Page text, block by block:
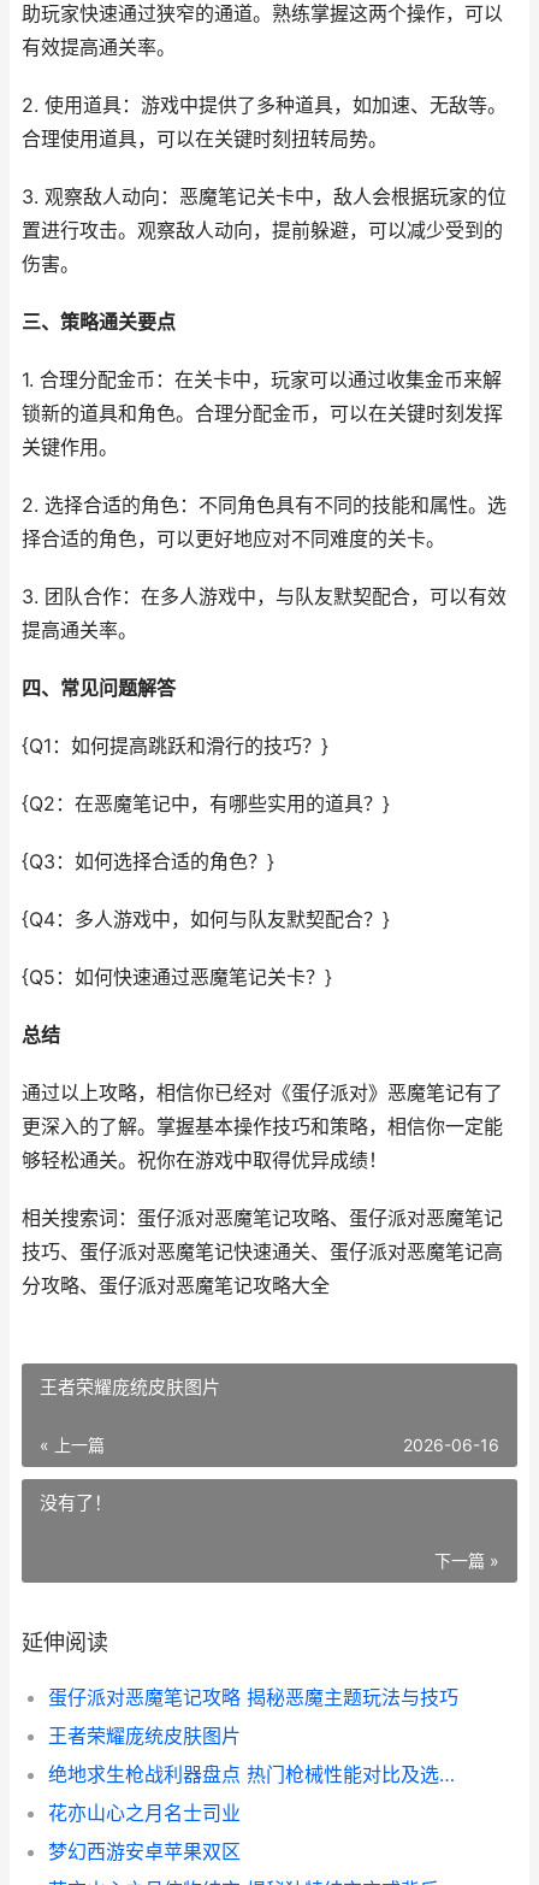
助玩家快速通过狭窄的通道。熟练掌握这两个操作，可以
有效提高通关率。
2. 使用道具：游戏中提供了多种道具，如加速、无敌等。
合理使用道具，可以在关键时刻扭转局势。
3. 观察敌人动向：恶魔笔记关卡中，敌人会根据玩家的位
置进行攻击。观察敌人动向，提前躲避，可以减少受到的
伤害。
三、策略通关要点
1. 合理分配金币：在关卡中，玩家可以通过收集金币来解
锁新的道具和角色。合理分配金币，可以在关键时刻发挥
关键作用。
2. 选择合适的角色：不同角色具有不同的技能和属性。选
择合适的角色，可以更好地应对不同难度的关卡。
3. 团队合作：在多人游戏中，与队友默契配合，可以有效
提高通关率。
四、常见问题解答
{Q1：如何提高跳跃和滑行的技巧？}
{Q2：在恶魔笔记中，有哪些实用的道具？}
{Q3：如何选择合适的角色？}
{Q4：多人游戏中，如何与队友默契配合？}
{Q5：如何快速通过恶魔笔记关卡？}
总结
通过以上攻略，相信你已经对《蛋仔派对》恶魔笔记有了
更深入的了解。掌握基本操作技巧和策略，相信你一定能
够轻松通关。祝你在游戏中取得优异成绩！
相关搜索词：蛋仔派对恶魔笔记攻略、蛋仔派对恶魔笔记
技巧、蛋仔派对恶魔笔记快速通关、蛋仔派对恶魔笔记高
分攻略、蛋仔派对恶魔笔记攻略大全
王者荣耀庞统皮肤图片
« 上一篇 2026-06-16
没有了！
下一篇 »
延伸阅读
蛋仔派对恶魔笔记攻略 揭秘恶魔主题玩法与技巧
王者荣耀庞统皮肤图片
绝地求生枪战利器盘点 热门枪械性能对比及选购指南
花亦山心之月名士司业
梦幻西游安卓苹果双区